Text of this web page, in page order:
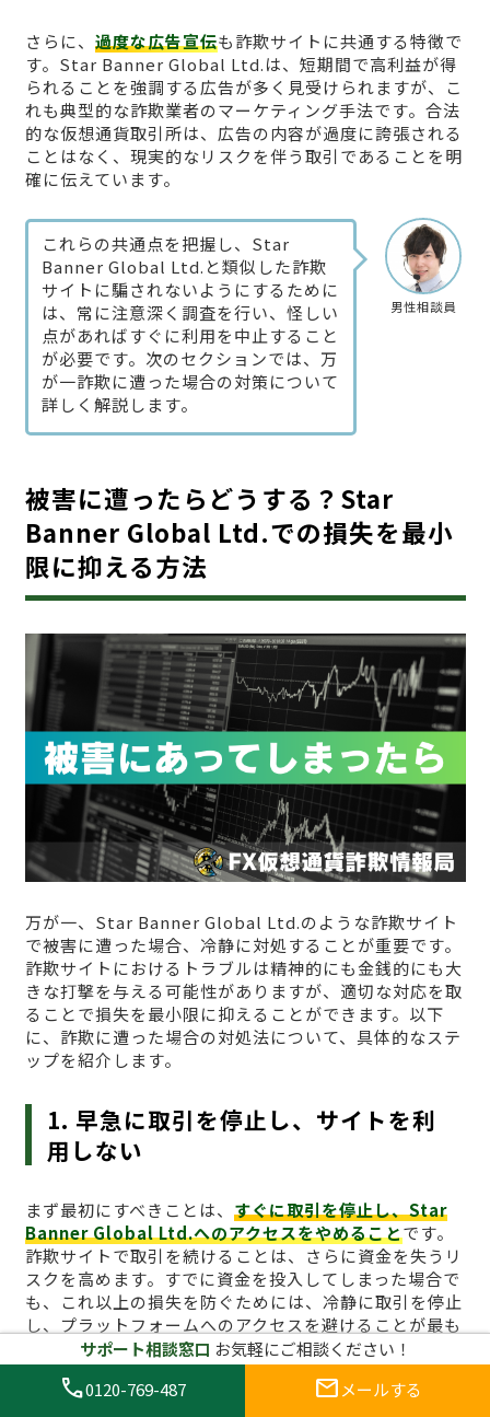
さらに、 過度な広告宣伝も詐欺サイトに共通する特徴で
す。Star Banner Global Ltd.は、短期間で高利益が得
られることを強調する広告が多く見受けられますが、こ
れも典型的な詐欺業者のマーケティング手法です。合法
的な仮想通貨取引所は、広告の内容が過度に誇張される
ことはなく、現実的なリスクを伴う取引であることを明
確に伝えています。
男性相談員
これらの共通点を把握し、Star
Banner Global Ltd.と類似した詐欺
サイトに騙されないようにするために
は、常に注意深く調査を行い、怪しい
点があればすぐに利用を中止すること
が必要です。次のセクションでは、万
が一詐欺に遭った場合の対策について
詳しく解説します。
被害に遭ったらどうする？Star
Banner Global Ltd.での損失を最小
限に抑える方法
万が一、Star Banner Global Ltd.のような詐欺サイト
で被害に遭った場合、冷静に対処することが重要です。
詐欺サイトにおけるトラブルは精神的にも金銭的にも大
きな打撃を与える可能性がありますが、適切な対応を取
ることで損失を最小限に抑えることができます。以下
に、詐欺に遭った場合の対処法について、具体的なステ
ップを紹介します。
1. 早急に取引を停止し、サイトを利
用しない
まず最初にすべきことは、 すぐに取引を停止し、Star
Banner Global Ltd.へのアクセスをやめることです。
詐欺サイトで取引を続けることは、さらに資金を失うリ
スクを高めます。すでに資金を投入してしまった場合で
も、これ以上の損失を防ぐためには、冷静に取引を停止
し、プラットフォームへのアクセスを避けることが最も
効果的です。ブラウザのキャッシュをクリアし、関連す
るログイン情報も削除しておくとより安全です。
サポート相談窓口 お気軽にご相談ください！
call0120-769-487 mail メールする